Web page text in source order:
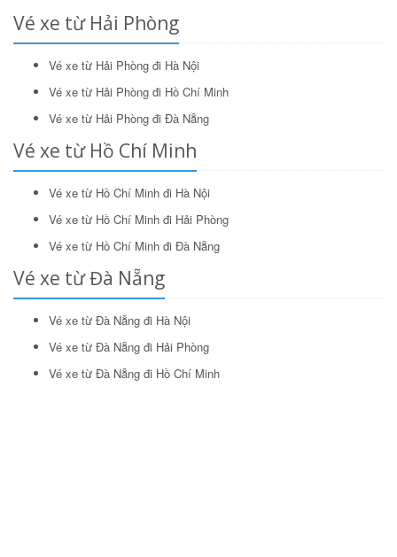
Vé xe từ Hải Phòng
Vé xe từ Hải Phòng đi Hà Nội
Vé xe từ Hải Phòng đi Hồ Chí Minh
Vé xe từ Hải Phòng đi Đà Nẵng
Vé xe từ Hồ Chí Minh
Vé xe từ Hồ Chí Minh đi Hà Nội
Vé xe từ Hồ Chí Minh đi Hải Phòng
Vé xe từ Hồ Chí Minh đi Đà Nẵng
Vé xe từ Đà Nẵng
Vé xe từ Đà Nẵng đi Hà Nội
Vé xe từ Đà Nẵng đi Hải Phòng
Vé xe từ Đà Nẵng đi Hồ Chí Minh